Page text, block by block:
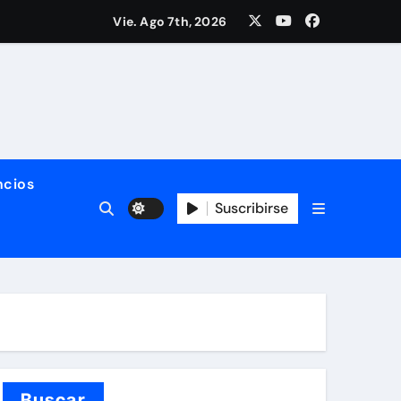
del SITIMTA. Si gustan acompañarnos, dejamos la
SITIMTA
y seguras nos queremos!
Vie. Ago 7th, 2026
Suscribirse